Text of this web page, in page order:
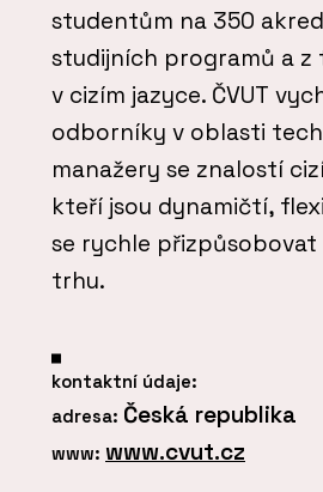
studentům na 350
studijních programů a z
v cizím jazyce. ČVUT
odborníky v oblasti
manažery se znalostí
kteří jsou dynamičtí,
se rychle přizpůsobovat
trhu.
kontaktní údaje:
adresa: Česká republika
www: www.cvut.cz